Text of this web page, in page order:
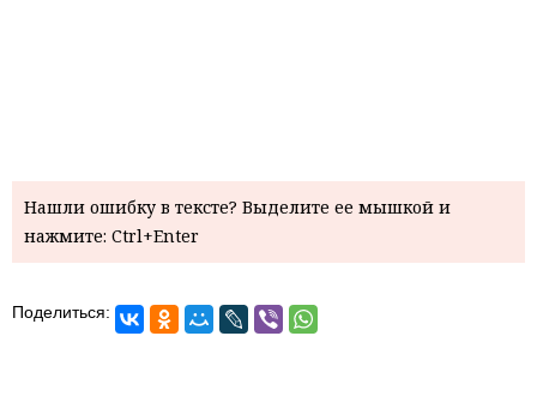
Нашли ошибку в тексте? Выделите ее мышкой и
нажмите: Ctrl+Enter
Поделиться: